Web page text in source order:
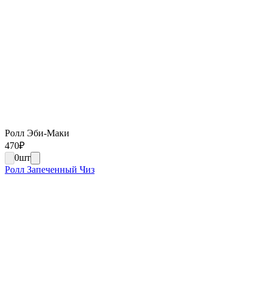
Ролл Эби-Маки
470₽
0шт
Ролл Запеченный Чиз